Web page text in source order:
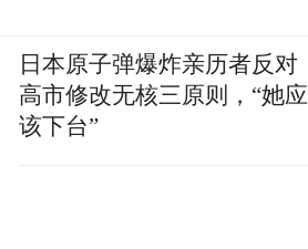
日本原子弹爆炸亲历者反对
高市修改无核三原则，“她应
该下台”